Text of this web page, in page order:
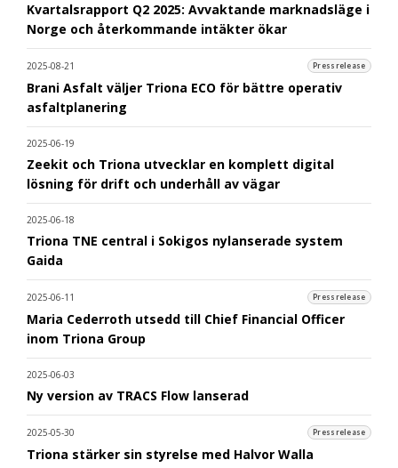
Kvartalsrapport Q2 2025: Avvaktande marknadsläge i
Norge och återkommande intäkter ökar
2025-08-21 Pressrelease
Brani Asfalt väljer Triona ECO för bättre operativ
asfaltplanering
2025-06-19
Zeekit och Triona utvecklar en komplett digital
lösning för drift och underhåll av vägar
2025-06-18
Triona TNE central i Sokigos nylanserade system
Gaida
2025-06-11 Pressrelease
Maria Cederroth utsedd till Chief Financial Officer
inom Triona Group
2025-06-03
Ny version av TRACS Flow lanserad
2025-05-30 Pressrelease
Triona stärker sin styrelse med Halvor Walla